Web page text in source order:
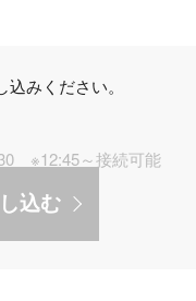
みください。
※12:45～接続可能
込む